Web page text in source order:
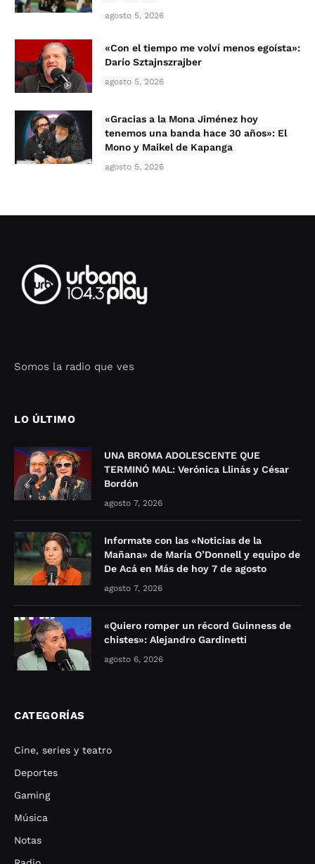
agosto 5, 2026
«Con el tiempo me volví menos egoísta»:
Darío Sztajnszrajber
agosto 5, 2026
«Gracias a la Mona Jiménez hoy
tenemos una banda hace 30 años»: El
Mono y Maikel de Kapanga
agosto 5, 2026
Somos la radio que ves
LO ÚLTIMO
UNA BROMA ADOLESCENTE QUE
TERMINÓ MAL: Verónica Llinás y César
Bordón
agosto 7, 2026
Informate con las «Noticias de la
Mañana» de María O’Donnell y equipo de
De Acá en Más de hoy 7 de agosto
agosto 7, 2026
«Quiero romper un récord Guinness de
chistes»: Alejandro Gardinetti
agosto 6, 2026
CATEGORÍAS
Cine, series y teatro
Deportes
Gaming
Música
Notas